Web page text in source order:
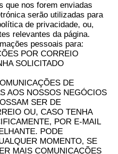
que nos forem enviadas
serão utilizadas para
de privacidade, ou,
relevantes da página.
pessoais para:
POR CORREIO
SOLICITADO
DE
AOS NOSSOS NEGÓCIOS
SER DE
OU, CASO TENHA
POR E-MAIL
PODE
MOMENTO, SE
MAIS COMUNICAÇÕES